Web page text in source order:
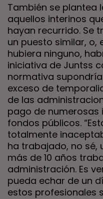
También se plantea
aquellos interinos
hayan recurrido. Se
un puesto similar, o,
hubiera ninguno,
iniciativa de Juntss
normativa
exceso de
de las
pago de numerosas
fondos públicos.
totalmente
ha trabajado, no sé,
más de 10 años
administración. Es
pueda echar de un
estos profesionales